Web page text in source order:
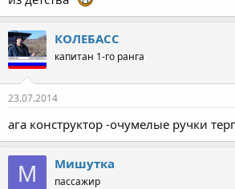
КОЛЕБАСС
капитан 1-го ранга
23.07.2014
ага конструктор -очумелые ручки
М Мишутка
пассажир